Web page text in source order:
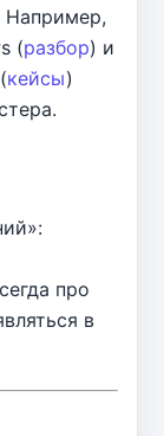
Например,
(разбор) и
кейсы)
про
в